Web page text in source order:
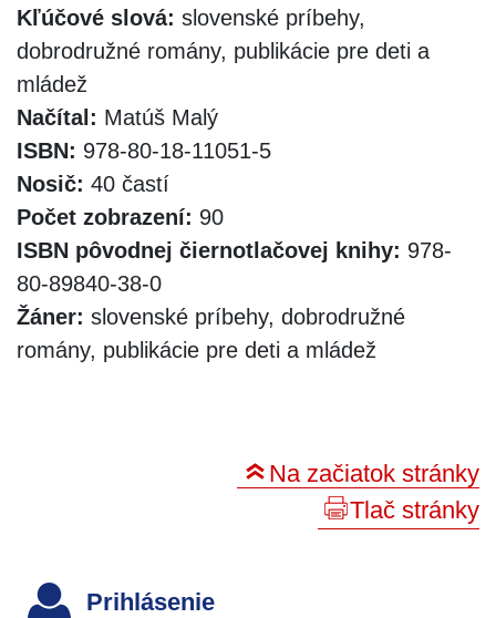
Kľúčové slová: slovenské príbehy,
dobrodružné romány, publikácie pre deti a
mládež
Načítal: Matúš Malý
ISBN: 978-80-18-11051-5
Nosič: 40 častí
Počet zobrazení: 90
ISBN pôvodnej čiernotlačovej knihy: 978-
80-89840-38-0
Žáner: slovenské príbehy, dobrodružné
romány, publikácie pre deti a mládež
Na začiatok stránky
Tlač stránky
Prihlásenie